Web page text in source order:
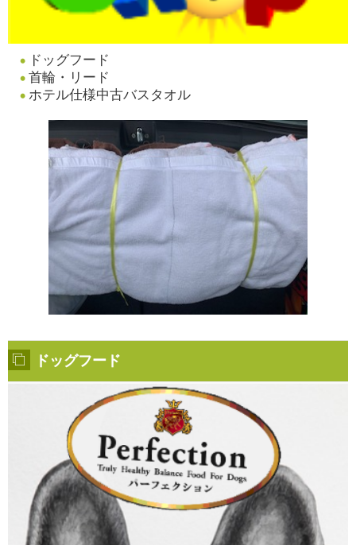
ドッグフード
首輪・リード
ホテル仕様中古バスタオル
ドッグフード